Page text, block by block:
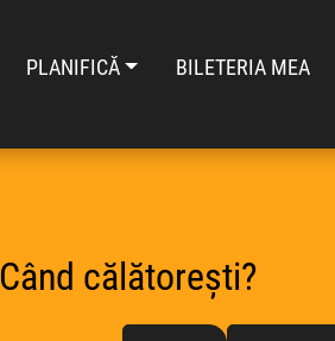
PLANIFICĂ BILETERIA MEA
Când călătorești?